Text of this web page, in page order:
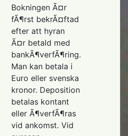
Bokningen Ã¤r
fÃ¶rst bekrÃ¤ftad
efter att hyran
Ã¤r betald med
bankÃ¶verfÃ¶ring.
Man kan betala i
Euro eller svenska
kronor. Deposition
betalas kontant
eller Ã¶verfÃ¶ras
vid ankomst. Vid